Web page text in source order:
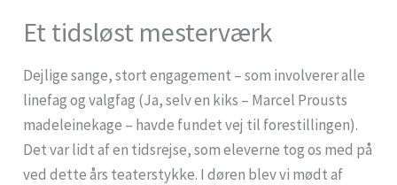
Et tidsløst mesterværk
Dejlige sange, stort engagement – som involverer alle
linefag og valgfag (Ja, selv en kiks – Marcel Prousts
madeleinekage – havde fundet vej til forestillingen).
Det var lidt af en tidsrejse, som eleverne tog os med på
ved dette års teaterstykke. I døren blev vi mødt af